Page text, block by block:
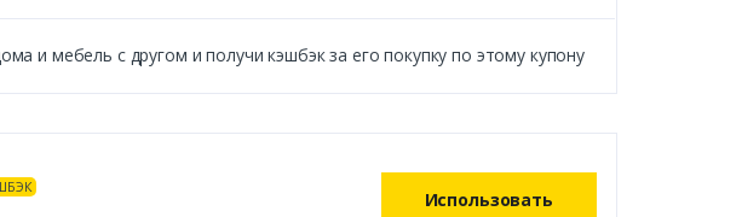
и мебель с другом и получи кэшбэк за его покупку по этому купону
Использовать